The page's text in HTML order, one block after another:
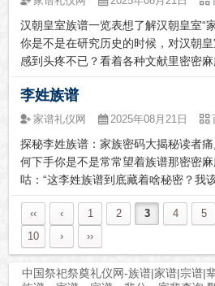
汉朝皇室族谱一览表想了解汉朝皇室“
你是不是在研究历史的时候，对汉朝
感到头疼不已？看着各种文献里密密
个大难题！汉朝皇室族谱的意义由来：
那可是中国历史...
李姓族谱
家谱礼仪网 2025年08月21日
探秘李姓族谱：家族密码大揭秘读者
何下手你是不是常常望着族谱那密密
咕：“这李姓族谱到底藏着啥秘密？我
家族的来龙去脉，可面对族谱就像面
脑。别担心，今天...
‹‹ ‹ 1 2 3 4 5
10
› ››
中国祭祀祭奠礼仪网-族谱|家谱|宗谱|